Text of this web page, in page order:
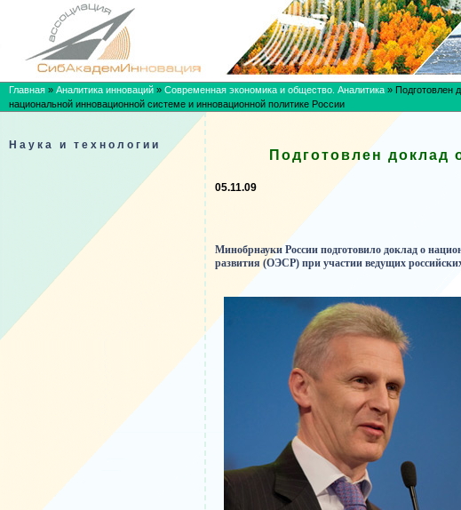
Главная » Аналитика инноваций » Современная экономика и общество. Аналитика » Подготовлен
национальной инновационной системе и инновационной политике России
Наука и технологии
Подготовлен доклад
05.11.09
Минобрнауки России подготовило доклад о
развития (ОЭСР) при участии ведущих